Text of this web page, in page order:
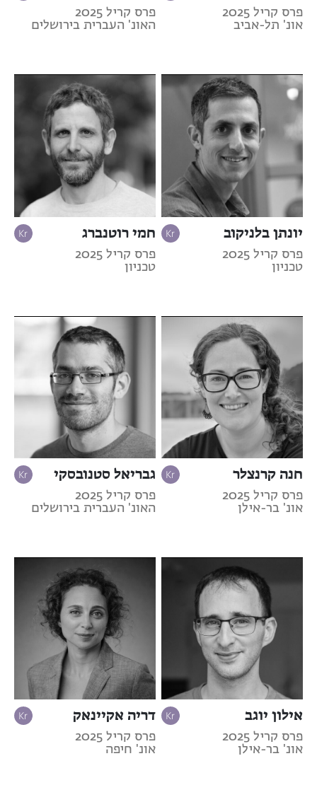
פרס קריל 2025
אונ' תל-אביב
פרס קריל 2025
האונ' העברית בירושלים
יונתן בלניקוב
פרס קריל 2025
טכניון
חמי רוטנברג
פרס קריל 2025
טכניון
חנה קרנצלר
פרס קריל 2025
אונ' בר-אילן
גבריאל סטנובסקי
פרס קריל 2025
האונ' העברית בירושלים
אילון יוגב
פרס קריל 2025
אונ' בר-אילן
דריה אקיינאק
פרס קריל 2025
אונ' חיפה